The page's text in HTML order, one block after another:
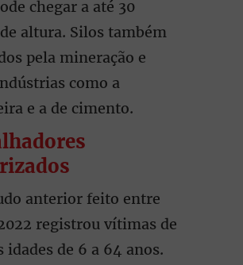
chegar a até 30
altura. Silos também
pela mineração e
como a
e a de cimento.
anterior feito entre
registrou vítimas de
idades de 6 a 64 anos.